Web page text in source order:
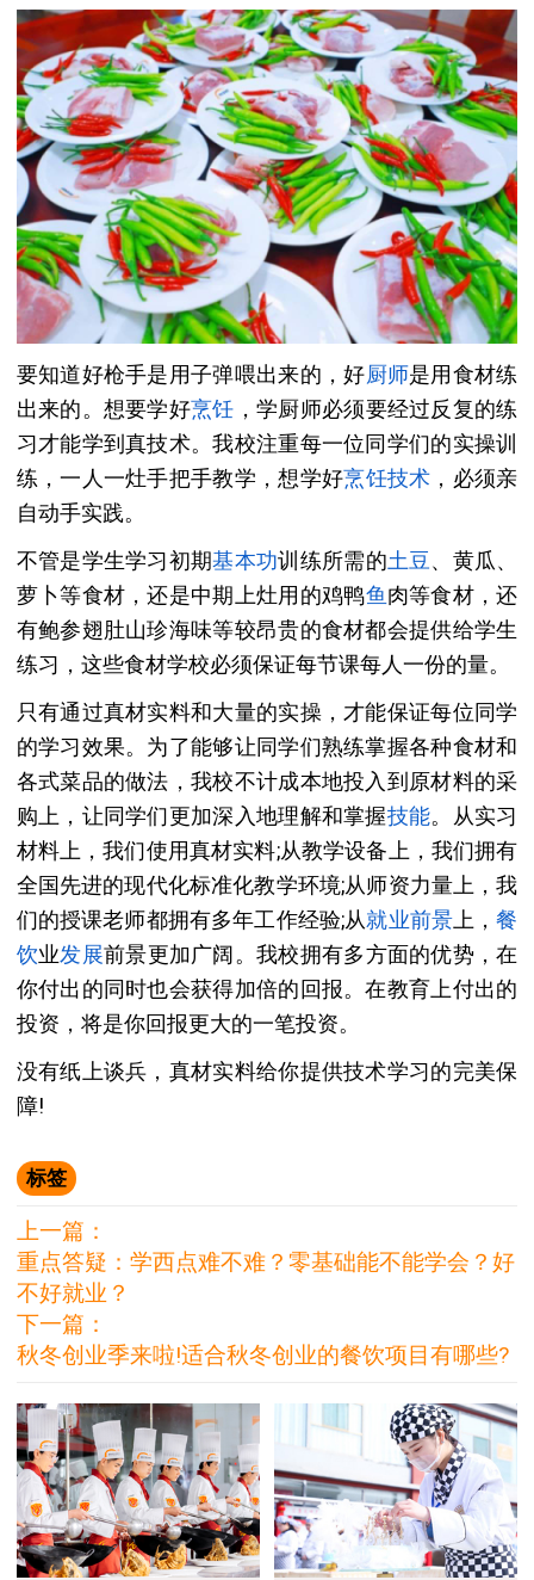
要知道好枪手是用子弹喂出来的，好厨师是用食材练
出来的。想要学好烹饪 ，学厨师必须要经过反复的练
习才能学到真技术。我校注重每一位同学们的实操训
练，一人一灶手把手教学，想学好烹饪技术 ，必须亲
自动手实践。
不管是学生学习初期基本功训练所需的土豆、黄瓜、
萝卜等食材，还是中期上灶用的鸡鸭鱼肉等食材，还
有鲍参翅肚山珍海味等较昂贵的食材都会提供给学生
练习，这些食材学校必须保证每节课每人一份的量。
只有通过真材实料和大量的实操，才能保证每位同学
的学习效果。为了能够让同学们熟练掌握各种食材和
各式菜品的做法，我校不计成本地投入到原材料的采
购上，让同学们更加深入地理解和掌握技能。从实习
材料上，我们使用真材实料;从教学设备上，我们拥有
全国先进的现代化标准化教学环境;从师资力量上，我
们的授课老师都拥有多年工作经验;从就业前景上，餐
饮业发展前景更加广阔。我校拥有多方面的优势，在
你付出的同时也会获得加倍的回报。在教育上付出的
投资，将是你回报更大的一笔投资。
没有纸上谈兵，真材实料给你提供技术学习的完美保
障!
标签
上一篇：
重点答疑：学西点难不难？零基础能不能学会？好
不好就业？
下一篇：
秋冬创业季来啦!适合秋冬创业的餐饮项目有哪些?